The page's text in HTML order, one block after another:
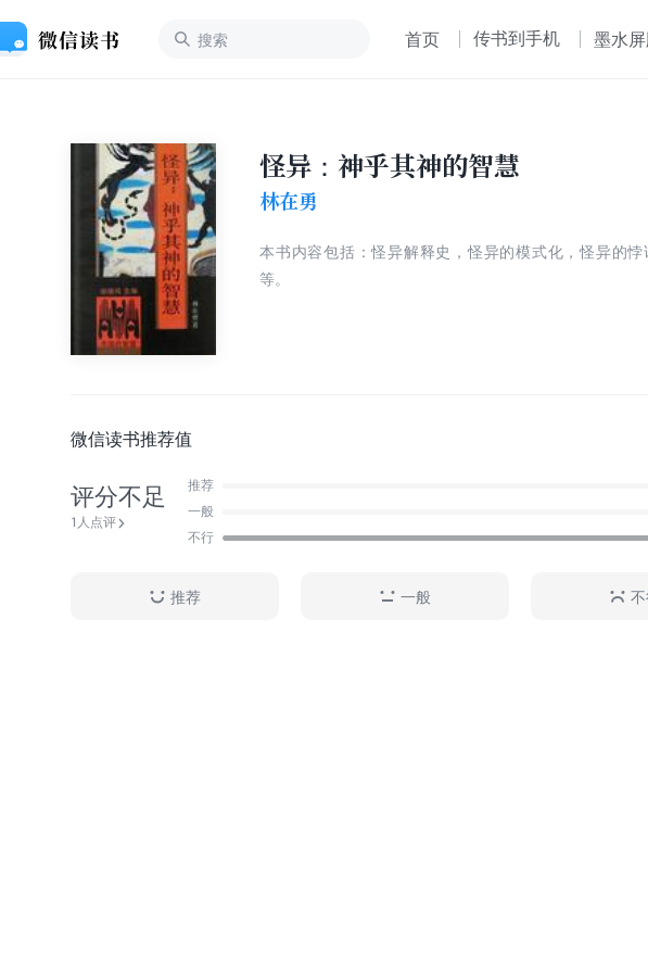
首页 传书到手机 墨水
怪异：神乎其神的智慧
林在勇
本书内容包括：怪异解释史，怪异的模式化，怪异的
等。
微信读书推荐值
评分不足
1人点评
推荐
一般
不行
推荐 一般